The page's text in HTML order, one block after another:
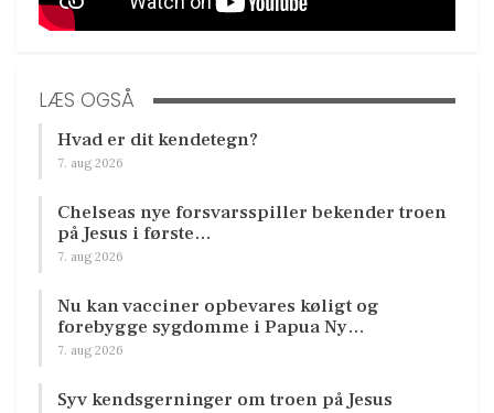
LÆS OGSÅ
Hvad er dit kendetegn?
7. aug 2026
Chelseas nye forsvarsspiller bekender troen
på Jesus i første…
7. aug 2026
Nu kan vacciner opbevares køligt og
forebygge sygdomme i Papua Ny…
7. aug 2026
Syv kendsgerninger om troen på Jesus